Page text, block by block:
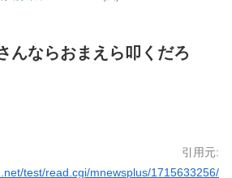
んならおまえら叩くだろ
引用元:
test/read.cgi/mnewsplus/1715633256/